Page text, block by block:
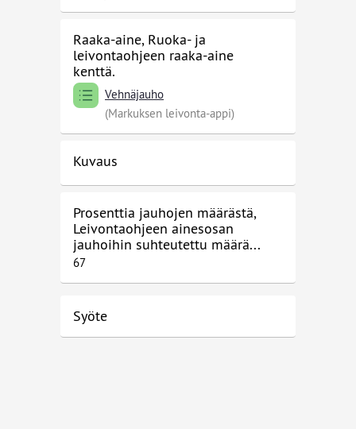
Raaka-aine, Ruoka- ja
leivontaohjeen raaka-aine
kenttä.
Vehnäjauho
(Markuksen leivonta-appi)
Kuvaus
Prosenttia jauhojen määrästä,
Leivontaohjeen ainesosan
jauhoihin suhteutettu määrä...
67
Syöte